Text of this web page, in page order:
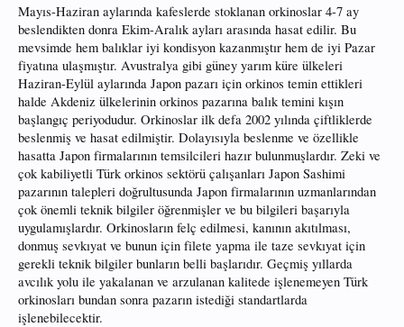
Mayıs-Haziran aylarında kafeslerde stoklanan orkinoslar 4-7 ay
beslendikten donra Ekim-Aralık ayları arasında hasat edilir. Bu
mevsimde hem balıklar iyi kondisyon kazanmıştır hem de iyi Pazar
fiyatına ulaşmıştır. Avustralya gibi güney yarım küre ülkeleri
Haziran-Eylül aylarında Japon pazarı için orkinos temin ettikleri
halde Akdeniz ülkelerinin orkinos pazarına balık temini kışın
başlangıç periyodudur. Orkinoslar ilk defa 2002 yılında çiftliklerde
beslenmiş ve hasat edilmiştir. Dolayısıyla beslenme ve özellikle
hasatta Japon firmalarının temsilcileri hazır bulunmuşlardır. Zeki ve
çok kabiliyetli Türk orkinos sektörü çalışanları Japon Sashimi
pazarının talepleri doğrultusunda Japon firmalarının uzmanlarından
çok önemli teknik bilgiler öğrenmişler ve bu bilgileri başarıyla
uygulamışlardır. Orkinosların felç edilmesi, kanının akıtılması,
donmuş sevkıyat ve bunun için filete yapma ile taze sevkıyat için
gerekli teknik bilgiler bunların belli başlarıdır. Geçmiş yıllarda
avcılık yolu ile yakalanan ve arzulanan kalitede işlenemeyen Türk
orkinosları bundan sonra pazarın istediği standartlarda
işlenebilecektir.